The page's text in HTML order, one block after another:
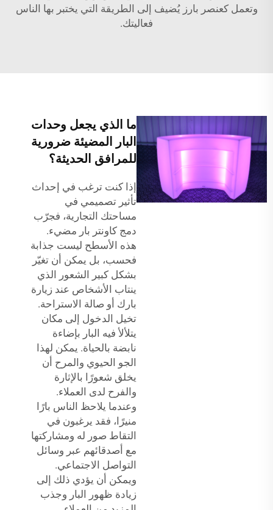
وتعمل كعنصر بارز يُضيف إلى الطريقة التي يختبر بها الناس
فعاليتك.
ما الذي يجعل وحدات
البار المضيئة ضرورية
للمرافق الحديثة؟
إذا كنت ترغب في إحداث
تأثير تصميمي في
مساحتك التجارية، فجرّب
دمج كاونتر بار مضيء.
هذه الأسطح ليست جذابة
فحسب، بل يمكن أن تغيّر
بشكل كبير الشعور الذي
ينتاب الأشخاص عند زيارة
بارك أو صالة الاستراحة.
تخيل الدخول إلى مكان
يتلألأ فيه البار بإضاءة
نابضة بالحياة. يمكن لهذا
الجو الحيوي والمرح أن
يخلق شعورًا بالإثارة
والفرح لدى العملاء.
وعندما يلاحظ الناس بارًا
منيرًا، فقد يرغبون في
التقاط صور له ومشاركتها
مع أصدقائهم عبر وسائل
التواصل الاجتماعي.
ويمكن أن يؤدي ذلك إلى
زيادة ظهور البار وجذب